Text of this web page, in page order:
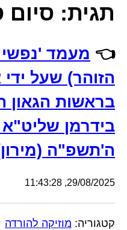
תגית: סיום
👈 מעמד 'נפשי
הזוהר) שעל ידי
בראשות הגאון
בידרמן
ה'תשפ"ה
29/08/2025, 11:43:28
קטגוריה: מוזיקה להורדה